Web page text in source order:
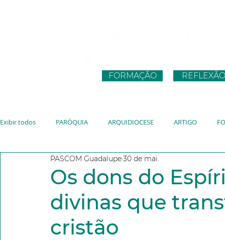
FORMAÇÃO REFLEXÃO
Exibir todos PARÓQUIA ARQUIDIOCESE ARTIGO
JUVENTUDE VATICANO
Os dons do
divinas que
cristão
PASCOM Guadalupe30 de mai.